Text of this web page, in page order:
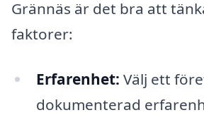
Grännäs är det bra att
faktorer:
Erfarenhet: Välj ett
dokumenterad